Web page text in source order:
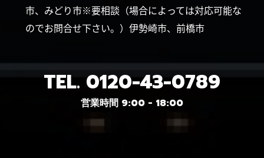
市、みどり市※要相談（場合によっては対応可能な
のでお問合せ下さい。）伊勢崎市、前橋市
TEL. 0120-43-0789
営業時間 9:00 - 18:00